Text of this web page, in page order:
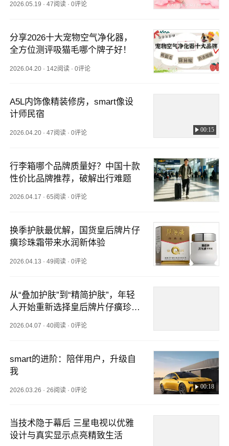
2026.05.19 ·47阅读 ·0评论
分享2026十大宠物空气净化器，
全方位测评吸猫毛哪个牌子好！
2026.04.20 · 142阅读 ·0评论
A5L内饰像精装修房，smart像设
计师民宿
00:15
2026.04.20 ·47阅读 ·0评论
行李箱哪个品牌质量好？中国十款
性价比品牌推荐，破解出行难题
2026.04.17 ·65阅读 ·0评论
换季护肤最优解，国货皇后牌片仔
癀珍珠霜带来水润新体验
2026.04.13 ·49阅读 ·0评论
从“叠加护肤”到“精简护肤”，年轻
人开始重新选择皇后牌片仔癀珍珠
2026.04.07 ·40阅读 ·0评论
smart的进阶：陪伴用户，升级自
我
00:18
2026.03.26 · 26阅读 ·0评论
当技术隐于幕后 三星电视以优雅
设计与真实显示点亮精致生活